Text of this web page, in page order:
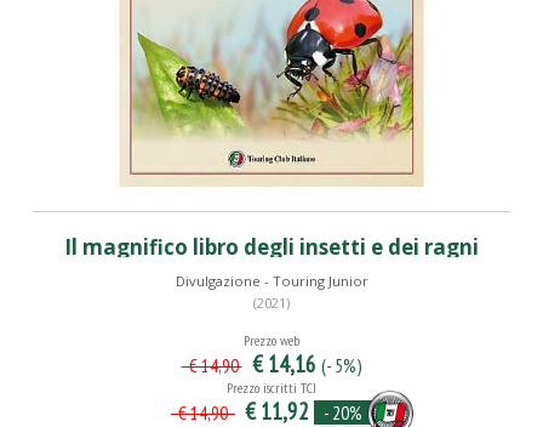
Il magnifico libro degli insetti e dei ragni
Divulgazione - Touring Junior
(2021)
Prezzo web
€ 14,90 € 14,16 (- 5%)
Prezzo iscritti TCI
€ 14,90 € 11,92 - 20%